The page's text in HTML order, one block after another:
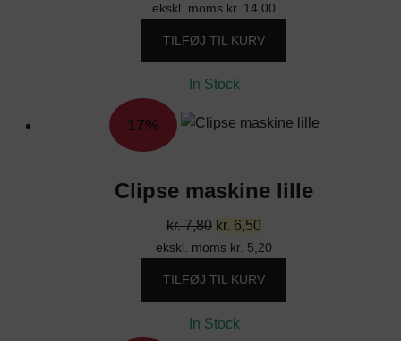
oprindelige
kr. 21,00.
aktuelle
ekskl. moms kr. 14,00
TILFØJ TIL KURV
In Stock
17%
Clipse maskine lille
kr.7,80 Den
oprindelige
kr. 7,80.
kr. 6,50
aktuelle
ekskl. moms kr. 5,20
TILFØJ TIL KURV
In Stock